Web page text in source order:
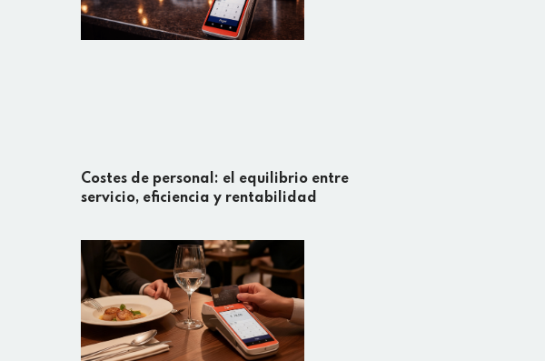
Costes de personal: el equilibrio entre
servicio, eficiencia y rentabilidad